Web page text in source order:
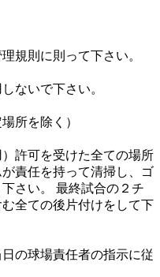
規則に則って下さい。
ないで下さい。
所を除く）
許可を受けた全ての場所
が責任を持って清掃し、ゴ
さい。 最終試合の２チ
全ての後片付けをして下
日の球場責任者の指示に従